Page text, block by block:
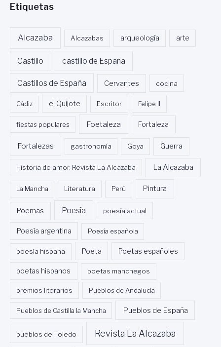
Etiquetas
Alcazaba Alcazabas arqueología arte
Castillo castillo de España
Castillos de España Cervantes cocina
Cádiz el Quijote Escritor Felipe II
fiestas populares Foetaleza Fortaleza
Fortalezas gastronomía Goya Guerra
Historia de amor. Revista La Alcazaba La Alcazaba
La Mancha Literatura Perú Pintura
Poemas Poesía poesía actual
Poesía argentina Poesía española
poesía hispana Poeta Poetas españoles
poetas hispanos poetas manchegos
premios literarios Pueblos de Andalucía
Pueblos de Castilla la Mancha Pueblos de España
pueblos de Toledo Revista La Alcazaba